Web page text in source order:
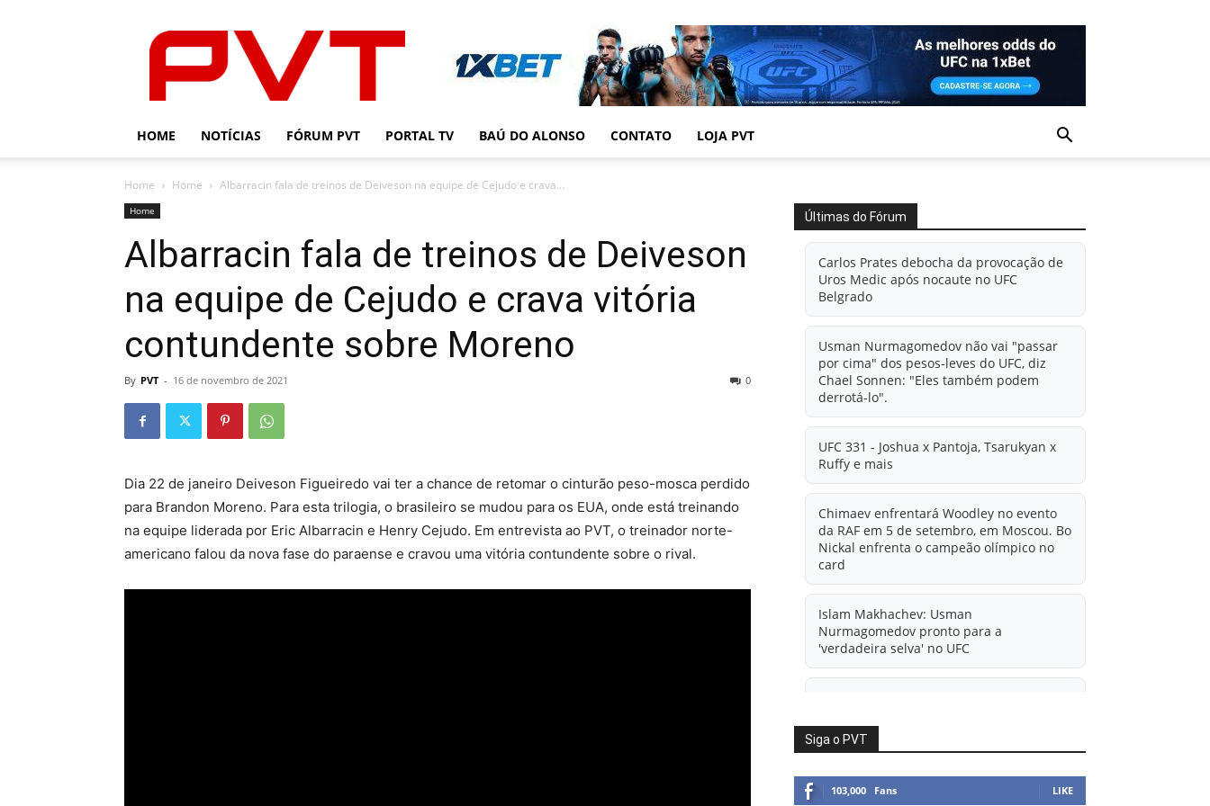
HOME NOTÍCIAS FÓRUM PVT PORTAL TV BAÚ DO ALONSO CONTATO LOJA PVT
Home Home Albarracin fala de treinos de Deiveson na equipe de Cejudo e crava...
Home
Albarracin fala de treinos de Deiveson
na equipe de Cejudo e crava vitória
contundente sobre Moreno
By PVT - 16 de novembro de 2021 0
Dia 22 de janeiro Deiveson Figueiredo vai ter a chance de retomar o cinturão peso-mosca perdido
para Brandon Moreno. Para esta trilogia, o brasileiro se mudou para os EUA, onde está treinando
na equipe liderada por Eric Albarracin e Henry Cejudo. Em entrevista ao PVT, o treinador norte-
americano falou da nova fase do paraense e cravou uma vitória contundente sobre o rival.
Últimas do Fórum
Carlos Prates debocha da provocação de
Uros Medic após nocaute no UFC
Belgrado
Usman Nurmagomedov não vai "passar
por cima" dos pesos-leves do UFC, diz
Chael Sonnen: "Eles também podem
derrotá-lo".
UFC 331 - Joshua x Pantoja, Tsarukyan x
Ruffy e mais
Chimaev enfrentará Woodley no evento
da RAF em 5 de setembro, em Moscou. Bo
Nickal enfrenta o campeão olímpico no
card
Islam Makhachev: Usman
Nurmagomedov pronto para a
'verdadeira selva' no UFC
informações sobre possível mudança
para o UFC após novas negociações.
Islam Makhachev: Há concorrentes
Siga o PVT
103,000 Fans LIKE